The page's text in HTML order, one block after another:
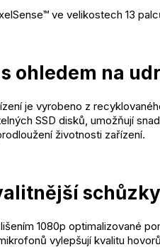
ve velikostech 13
ohledem na
je vyrobeno z
SSD disků, umožňují
životnosti zařízení.
schůzky
1080p optimalizované
vylepšují kvalitu